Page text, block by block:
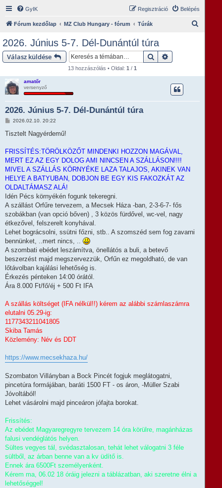
GyIK Belépés
Regisztráció
Fórum kezdőlap MZ Club Hungary - fórum Túrák
2026. Június 5-7. Dél-Dunántúl túra
Válasz küldése Keresés
13 hozzászólás • Oldal:1 /1
amatőr
versenyző
2026. Június 5-7. Dél-Dunántúl túra
H
z
s
ó
l
s
2026.02.10. 20:22
Tisztelt Nagyérdemű!
FRISSÍTÉS:TÖRÖLKÖZŐT MINDENKI HOZZON MAGÁVAL,
MERT EZ AZ EGY DOLOG AMI NINCSEN A SZÁLLÁSON!!!!
MIVEL A SZÁLLÁS KÖRNYÉKE LAZA TALAJOS, AKINEK VAN
HELYE A BATYUBAN, DOBJON BE EGY KIS FAKOZKÁT AZ
OLDALTÁMASZ ALÁ!
Idén Pécs környékén fogunk tekeregni.
A szállást Orfűre tervezem, a Mecsek Háza -ban, 2-3-6-7- fős
szobákban (van opció bőven) , 3 közös fürdővel, wc-vel, nagy
étkezővel, felszerelt konyhával.
Lehet bográcsolni, ssütni főzni, stb.. A szomszéd sem fog zavarni
bennünket, ..mert nincs, ..
A szombati ebédet leszámítva, önellátós a buli, a betevő
beszerzést majd megszervezzük, Orfűn ez megoldható, de van
lőtávolban kajálási lehetőség is.
Érkezés pénteken 14:00 órától.
Ára 8.000 Ft/fő/éj + 500 Ft IFA
A szállás költséget (IFA nélkül!!) kérem az alábbi számlaszámra
elutalni 05.29-ig:
1177343211041805
Skiba Tamás
Közlemény: Név és DDT
https://www.mecsekhaza.hu/
Szombaton Villányban a Bock Pincét fogjuk meglátogatni,
pincetúra formájában, baráti 1500 FT - os áron, -Müller Szabi
Jóvoltából!
Lehet vásárolni majd pinceáron jófajta borokat.
Frissítés:
Az ebédet Magyaregregyre tervezem 14 óra körülre, magánházas
falusi vendéglátós helyen.
Sültes vegyes tál, svédasztalosan, tehát lehet válogatni 3 féle
sültből, az árban benne van a kv üdítő is.
Ennek ára 6500Ft személyenként.
Kérem ma, 06.02 18 óráig jelezni a táblázatban, aki szeretne élni a
lehetőséggel!